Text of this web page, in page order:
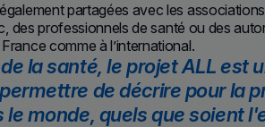
partagées avec les
des professionnels de santé ou des
comme à l’international.
la santé, le projet ALL est
de décrire pour la
monde, quels que soient